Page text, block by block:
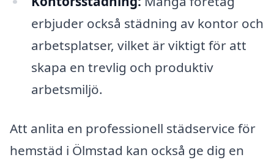
erbjuder också städning av kontor och
arbetsplatser, vilket är viktigt för att
skapa en trevlig och produktiv
arbetsmiljö.
Att anlita en professionell städservice för
hemstäd i Ölmstad kan också ge dig en